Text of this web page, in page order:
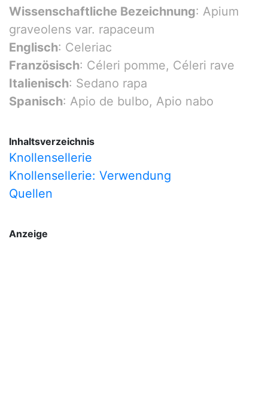
Wissenschaftliche Bezeichnung: Apium
graveolens var. rapaceum
Englisch: Celeriac
Französisch: Céleri pomme, Céleri rave
Italienisch: Sedano rapa
Spanisch: Apio de bulbo, Apio nabo
Inhaltsverzeichnis
Knollensellerie
Knollensellerie: Verwendung
Quellen
Anzeige